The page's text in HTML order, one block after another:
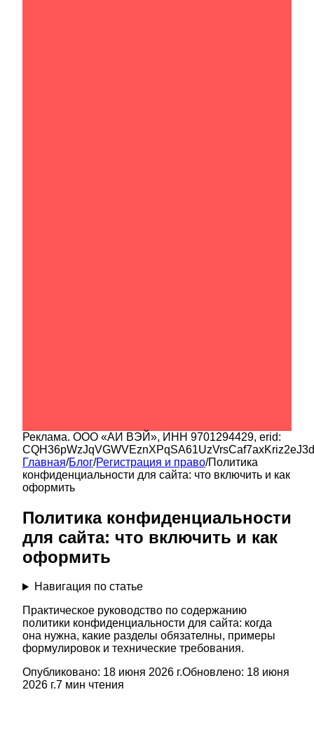
Реклама. ООО «АИ ВЭЙ», ИНН 9701294429, erid:
Главная/Блог/Регистрация и право/Политика
конфиденциальности для сайта: что включить и как
оформить
Политика конфиденциальности
для сайта: что включить и как
оформить
Навигация по статье
Практическое руководство по содержанию
политики конфиденциальности для сайта: когда
она нужна, какие разделы обязателны, примеры
формулировок и технические требования.
Опубликовано: 18 июня 2026 г.Обновлено: 18 июня
2026 г.7 мин чтения